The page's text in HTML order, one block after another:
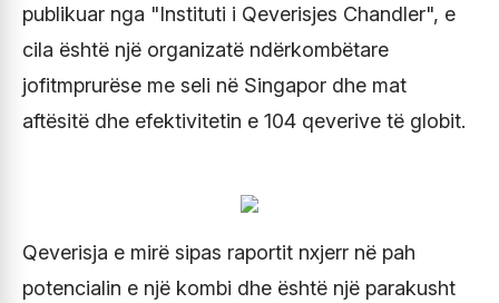
publikuar nga "Instituti i Qeverisjes Chandler", e
cila është një organizatë ndërkombëtare
jofitmprurëse me seli në Singapor dhe mat
aftësitë dhe efektivitetin e 104 qeverive të globit.
Qeverisja e mirë sipas raportit nxjerr në pah
potencialin e një kombi dhe është një parakusht